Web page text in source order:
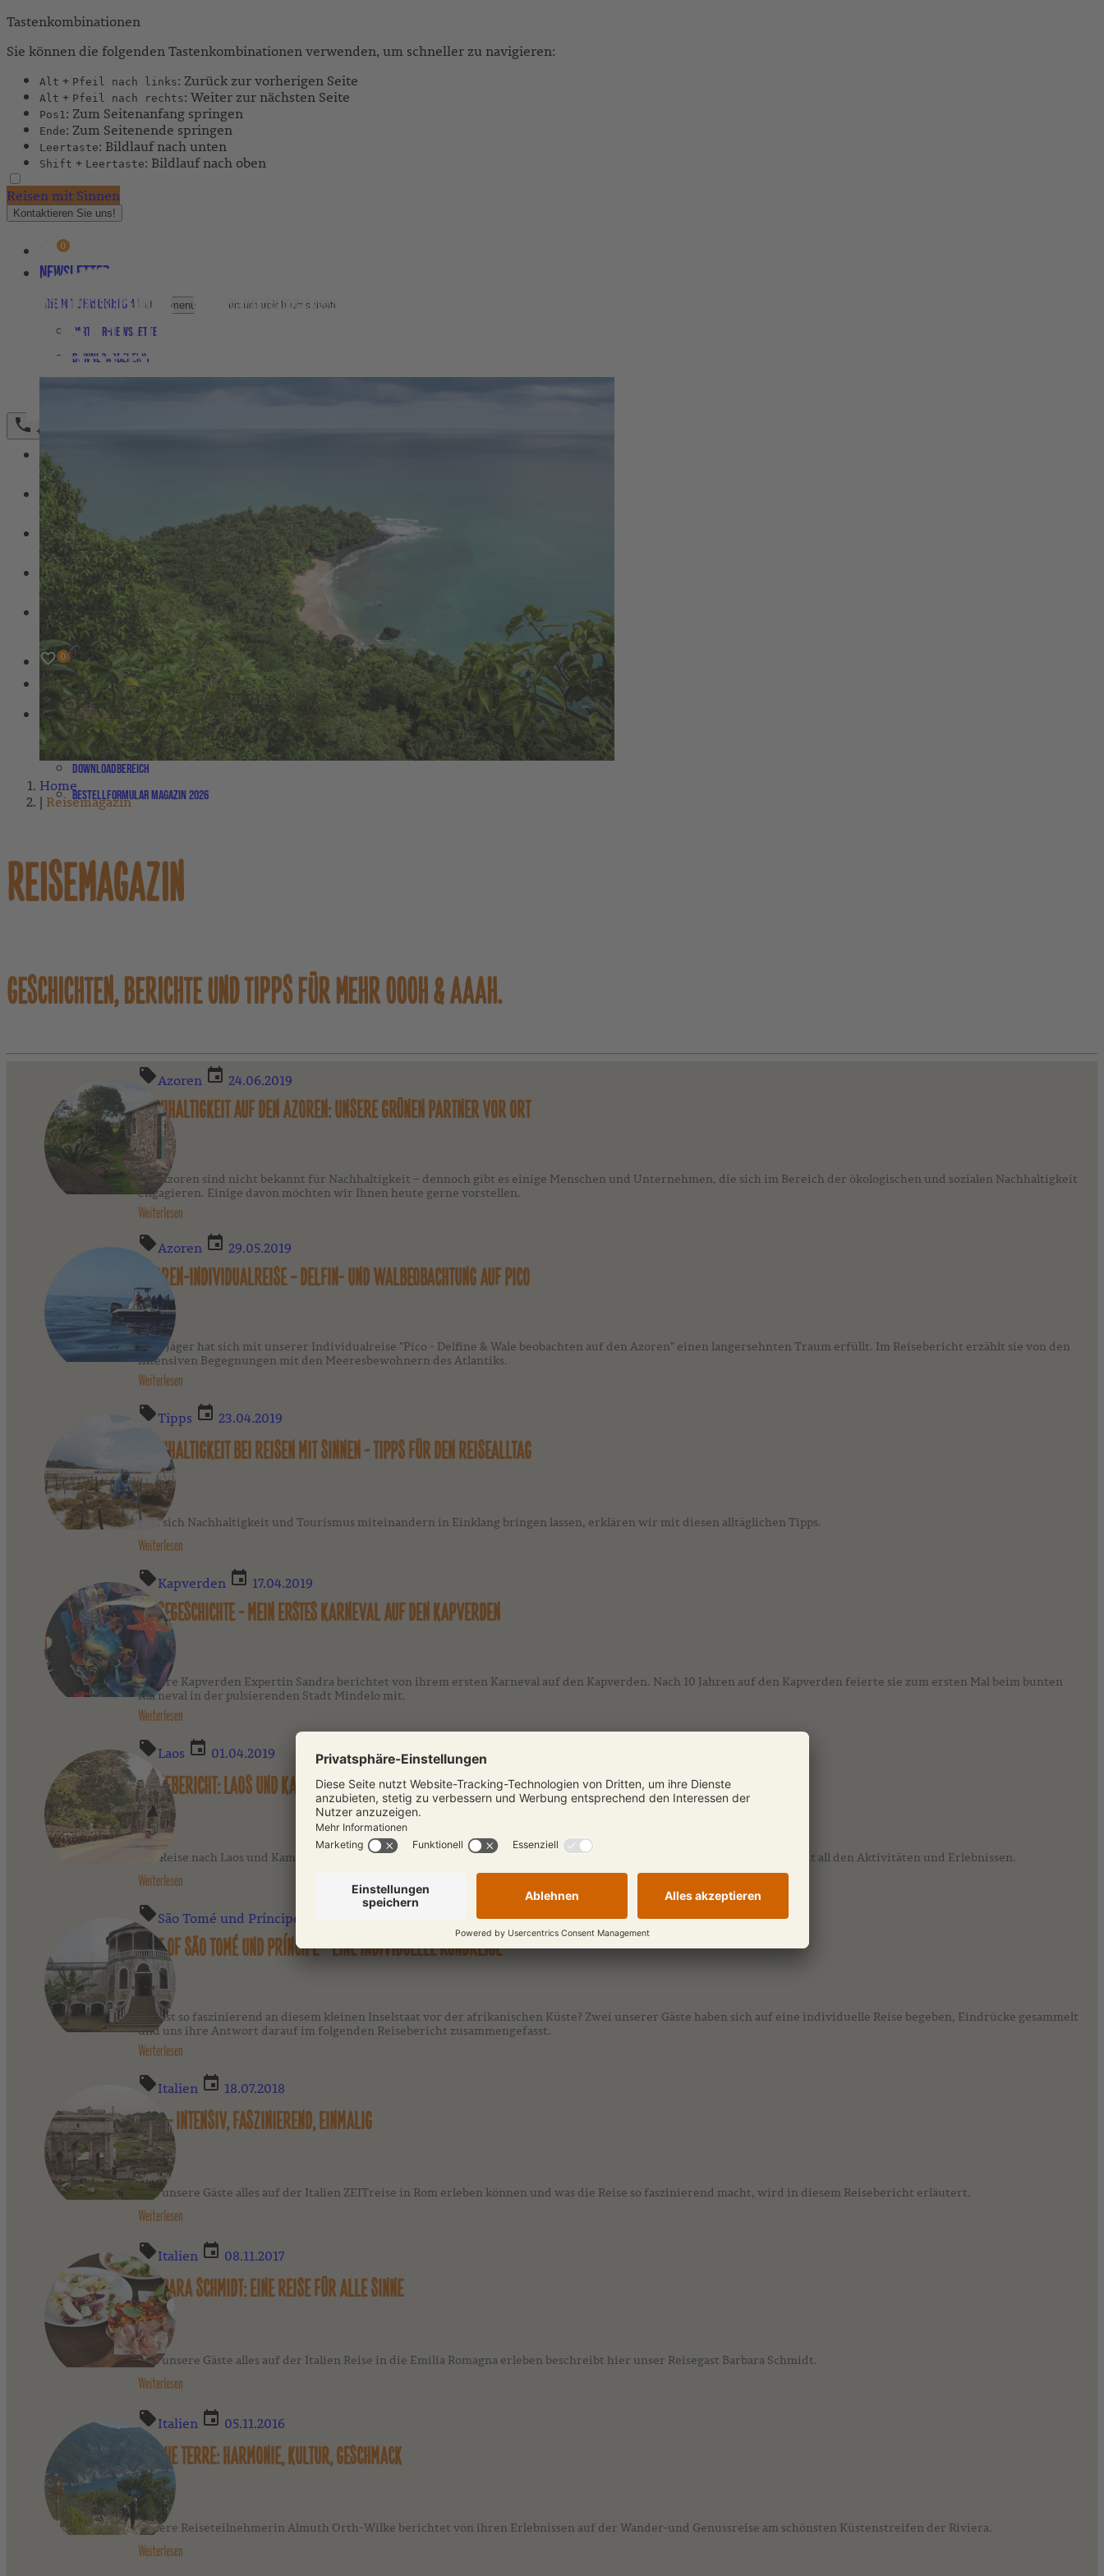
Tastenkombinationen
Sie können die folgenden Tastenkombinationen verwenden, um schneller zu navigieren:
Alt + Pfeil nach links: Zurück zur vorherigen Seite
Alt + Pfeil nach rechts: Weiter zur nächsten Seite
Pos1: Zum Seitenanfang springen
Ende: Zum Seitenende springen
Leertaste: Bildlauf nach unten
Shift + Leertaste: Bildlauf nach oben
Reisen mit Sinnen
Kontaktieren Sie uns!
Newsletter
Agenturbereich
Untermenü für Agenturbereich umschalten
Partner-Newsletter
Downloadbereich
+49 (0)231 589792-0
REISEZIELE
REISETYPEN
FAIRER TOURISMUS Untermenü für Fairer Tourismus umschalten
ÜBER UNS Untermenü für Über uns umschalten
REISEMAGAZIN
Newsletter
Agenturbereich Untermenü für Agenturbereich umschalten
Partner-Newsletter
Downloadbereich
Bestellformular Magazin 2026
Home
Reisemagazin
REISEMAGAZIN
GESCHICHTEN, BERICHTE UND TIPPS FÜR MEHR OOOH & AAAH.
Azoren 24.06.2019
NACHHALTIGKEIT AUF DEN AZOREN: UNSERE GRÜNEN PARTNER VOR ORT
Die Azoren sind nicht bekannt für Nachhaltigkeit – dennoch gibt es einige Menschen und Unternehmen, die sich im Bereich der ökologischen und sozialen Nachhaltigkeit
engagieren. Einige davon möchten wir Ihnen heute gerne vorstellen.
Weiterlesen
Azoren 29.05.2019
AZOREN-INDIVIDUALREISE – DELFIN- UND WALBEOBACHTUNG AUF PICO
Frau Jäger hat sich mit unserer Individualreise "Pico - Delfine & Wale beobachten auf den Azoren" einen langersehnten Traum erfüllt. Im Reisebericht erzählt sie von den
intensiven Begegnungen mit den Meeresbewohnern des Atlantiks.
Weiterlesen
Tipps 23.04.2019
NACHHALTIGKEIT BEI REISEN MIT SINNEN - TIPPS FÜR DEN REISEALLTAG
Wie sich Nachhaltigkeit und Tourismus miteinandern in Einklang bringen lassen, erklären wir mit diesen alltäglichen Tipps.
Weiterlesen
Kapverden 17.04.2019
REISEGESCHICHTE - MEIN ERSTES KARNEVAL AUF DEN KAPVERDEN
Unsere Kapverden Expertin Sandra berichtet von ihrem ersten Karneval auf den Kapverden. Nach 10 Jahren auf den Kapverden feierte sie zum ersten Mal beim bunten
Karneval in der pulsierenden Stadt Mindelo mit.
Weiterlesen
Laos 01.04.2019
REISEBERICHT: LAOS UND KAMBODSCHA
Die Reise nach Laos und Kambodscha war für unseren Reisegast ein ''unvergessliches Erlebnis''. Sie beschreibt die Reise mit all den Aktivitäten und Erlebnissen.
Weiterlesen
São Tomé und Príncipe
BEST OF SÃO TOMÉ UND PRÍNCIPE – EINE INDIVIDUELLE RUNDREISE
Was ist so faszinierend an diesem kleinen Inselstaat vor der afrikanischen Küste? Zwei unserer Gäste haben sich auf eine individuelle Reise begeben, Eindrücke gesammelt
und uns ihre Antwort darauf im folgenden Reisebericht zusammengefasst.
Weiterlesen
Italien 18.07.2018
ROM – INTENSIV, FASZINIEREND, EINMALIG
Was unsere Gäste alles auf der Italien ZEITreise in Rom erleben können und was die Reise so faszinierend macht, wird in diesem Reisebericht erläutert.
Weiterlesen
Italien 08.11.2017
BARBARA SCHMIDT: EINE REISE FÜR ALLE SINNE
Was unsere Gäste alles auf der Italien Reise in die Emilia Romagna erleben beschreibt hier unser Reisegast Barbara Schmidt.
Weiterlesen
Italien 05.11.2016
CINQUE TERRE: HARMONIE, KULTUR, GESCHMACK
Unsere Reiseteilnehmerin Almuth Orth-Wilke berichtet von ihren Erlebnissen auf der Wander-und Genussreise am schönsten Küstenstreifen der Riviera.
Weiterlesen